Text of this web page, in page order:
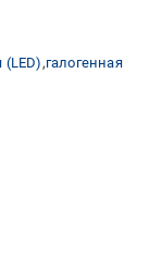
(LED) галогенная